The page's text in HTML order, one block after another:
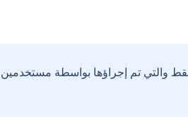
والتي تم إجراؤها بواسطة